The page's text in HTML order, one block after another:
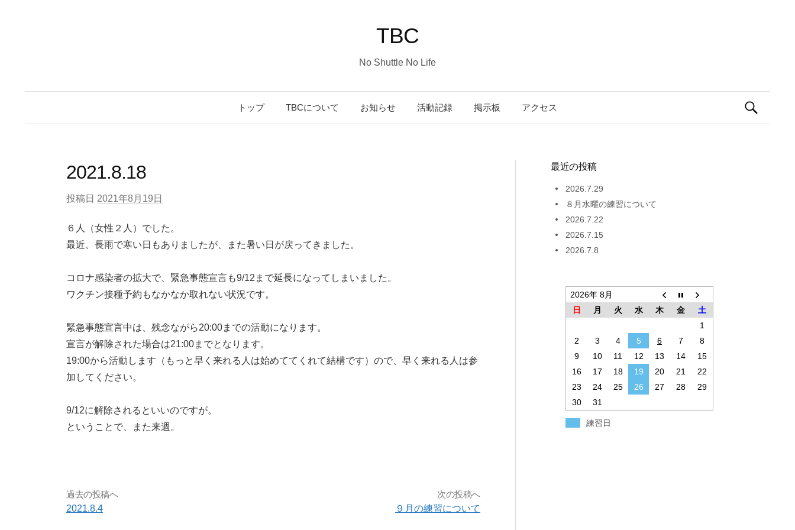
TBC
No Shuttle No Life
ッ
トップ TBCについて お知らせ 活動記録 掲示板 アクセス 検
2021.8.18
投稿日 2021年8月19日
６人（女性２人）でした。
最近、長雨で寒い日もありましたが、また暑い日が戻ってきました。
コロナ感染者の拡大で、緊急事態宣言も9/12まで延長になってしまいました。
ワクチン接種予約もなかなか取れない状況です。
緊急事態宣言中は、残念ながら20:00までの活動になります。
宣言が解除された場合は21:00までとなります。
19:00から活動します（もっと早く来れる人は始めててくれて結構です）ので、早く来れる人は参
加してください。
9/12に解除されるといいのですが。
ということで、また来週。
過去の投稿へ
2021.8.4
次の投稿へ
９月の練習について
最近の投稿
2026.7.29
８月水曜の練習について
2026.7.22
2026.7.15
2026.7.8
2026年 8月
日
月 火 水 木 金
土
1
2
3 4 5 6 7
8
9
10 11 12 13 14
15
16
17 18 19 20 21
22
23
24 25 26 27 28
29
30
31
練習日